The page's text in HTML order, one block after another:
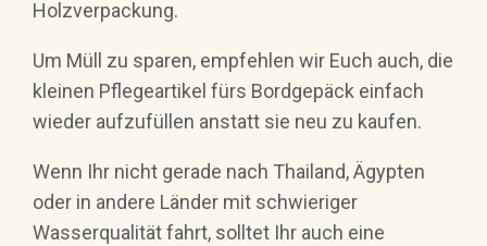
Holzverpackung.
Um Müll zu sparen, empfehlen wir Euch auch, die
kleinen Pflegeartikel fürs Bordgepäck einfach
wieder aufzufüllen anstatt sie neu zu kaufen.
Wenn Ihr nicht gerade nach Thailand, Ägypten
oder in andere Länder mit schwieriger
Wasserqualität fahrt, solltet Ihr auch eine